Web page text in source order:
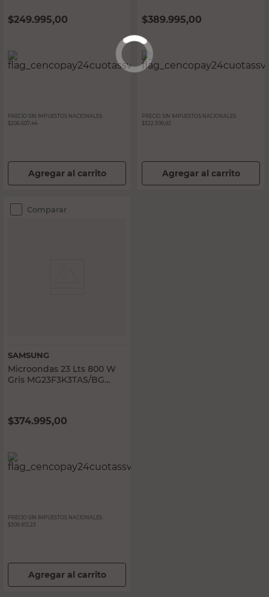
$249.995,00
PRECIO SIN IMPUESTOS NACIONALES:
$206.607,44
Agregar al carrito
$389.995,00
PRECIO SIN IMPUESTOS NACIONALES:
$322.309,92
Agregar al carrito
Comparar
SAMSUNG
Microondas 23 Lts 800 W
Gris MG23F3K3TAS/BG
$374.995,00
PRECIO SIN IMPUESTOS NACIONALES:
$309.913,23
Agregar al carrito